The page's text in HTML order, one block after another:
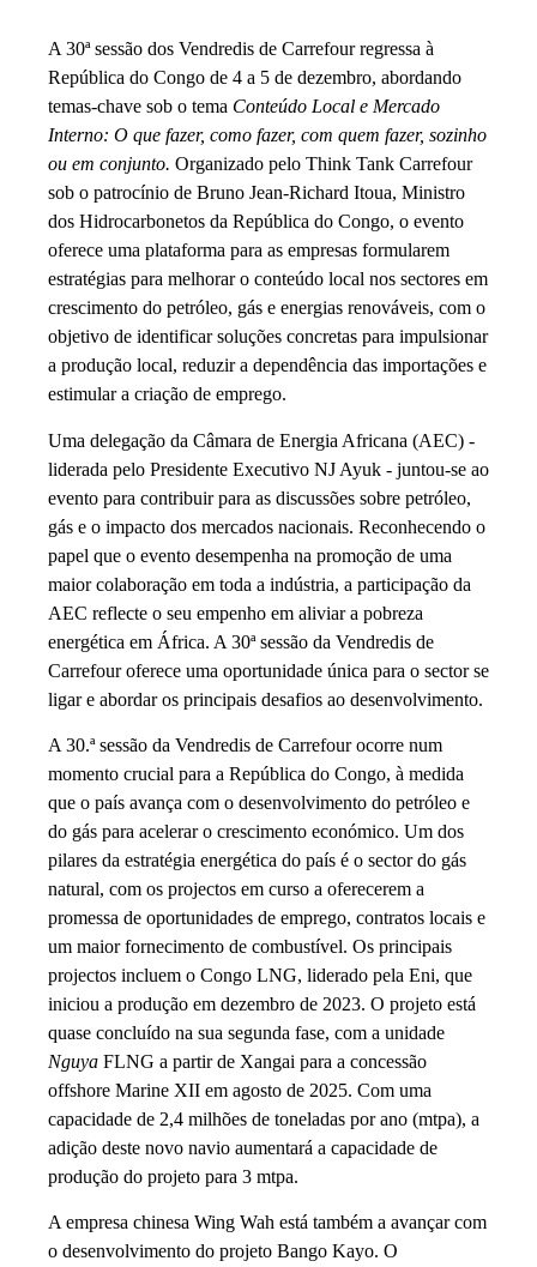
A 30ª sessão dos Vendredis de Carrefour regressa à
República do Congo de 4 a 5 de dezembro, abordando
temas-chave sob o tema Conteúdo Local e Mercado
Interno: O que fazer, como fazer, com quem fazer, sozinho
ou em conjunto. Organizado pelo Think Tank Carrefour
sob o patrocínio de Bruno Jean-Richard Itoua, Ministro
dos Hidrocarbonetos da República do Congo, o evento
oferece uma plataforma para as empresas formularem
estratégias para melhorar o conteúdo local nos sectores em
crescimento do petróleo, gás e energias renováveis, com o
objetivo de identificar soluções concretas para impulsionar
a produção local, reduzir a dependência das importações e
estimular a criação de emprego.
Uma delegação da Câmara de Energia Africana (AEC) -
liderada pelo Presidente Executivo NJ Ayuk - juntou-se ao
evento para contribuir para as discussões sobre petróleo,
gás e o impacto dos mercados nacionais. Reconhecendo o
papel que o evento desempenha na promoção de uma
maior colaboração em toda a indústria, a participação da
AEC reflecte o seu empenho em aliviar a pobreza
energética em África. A 30ª sessão da Vendredis de
Carrefour oferece uma oportunidade única para o sector se
ligar e abordar os principais desafios ao desenvolvimento.
A 30.ª sessão da Vendredis de Carrefour ocorre num
momento crucial para a República do Congo, à medida
que o país avança com o desenvolvimento do petróleo e
do gás para acelerar o crescimento económico. Um dos
pilares da estratégia energética do país é o sector do gás
natural, com os projectos em curso a oferecerem a
promessa de oportunidades de emprego, contratos locais e
um maior fornecimento de combustível. Os principais
projectos incluem o Congo LNG, liderado pela Eni, que
iniciou a produção em dezembro de 2023. O projeto está
quase concluído na sua segunda fase, com a unidade
Nguya FLNG a partir de Xangai para a concessão
offshore Marine XII em agosto de 2025. Com uma
capacidade de 2,4 milhões de toneladas por ano (mtpa), a
adição deste novo navio aumentará a capacidade de
produção do projeto para 3 mtpa.
A empresa chinesa Wing Wah está também a avançar com
o desenvolvimento do projeto Bango Kayo. O